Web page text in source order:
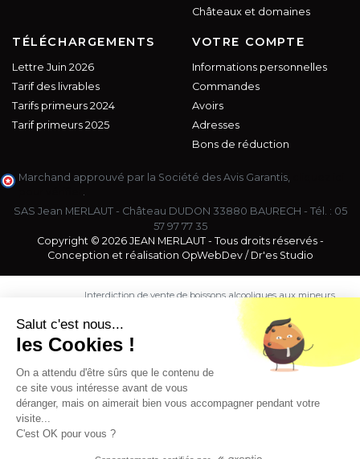
Châteaux et domaines
TÉLÉCHARGEMENTS
Lettre Juin 2026
Tarif des livrables
Tarifs primeurs 2024
Tarif primeurs 2025
VOTRE COMPTE
Informations personnelles
Commandes
Avoirs
Adresses
Bons de réduction
Marchand approuvé par la Société des Avis Garantis,
.
SAS Jean MERLAUT - Château DUDON 33880 BAURECH - Tél. : 05
57 97 77 35
Copyright © 2026 JEAN MERLAUT - Tous droits réservés -
Conception et réalisation OpWebDev/ Dr'es Studio
Interdiction de vente de boissons alcooliques aux mineurs
est exigée au moment de la vente en ligne.
CODE DE LA SANTE PUBLIQUE, ART. L. 3342-1 et L. 3353-3
L'abus d'alcool est dangereux pour la santé. Sachez
Salut c'est nous...
les Cookies !
On a attendu d'être sûrs que le contenu de
ce site vous intéresse avant de vous
déranger, mais on aimerait bien vous accompagner pendant votre
visite...
C'est OK pour vous ?